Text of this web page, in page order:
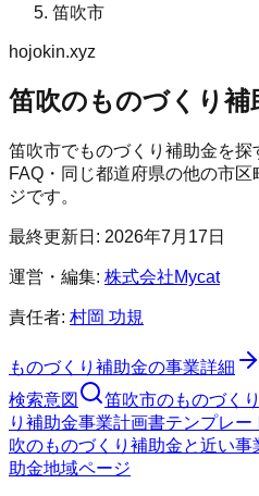
笛吹市
hojokin.xyz
笛吹のものづくり補
笛吹市でものづくり補助金を探
FAQ・同じ都道府県の他の市
ジです。
最終更新日: 2026年7月17日
運営・編集: 株式会社Mycat
責任者: 村岡 功規
ものづくり補助金の事業詳細
検索意図
笛吹市のものづく
り補助金事業計画書テンプレー
吹のものづくり補助金と近い事
助金地域ページ